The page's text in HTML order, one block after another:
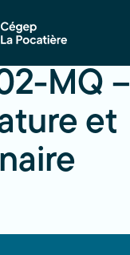
MQ –
et